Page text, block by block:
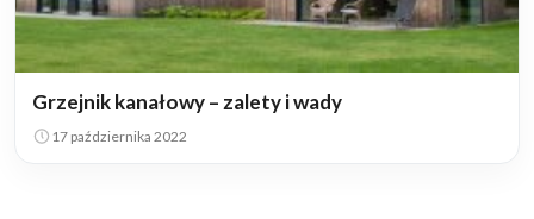
Grzejnik kanałowy – zalety i wady
17 października 2022